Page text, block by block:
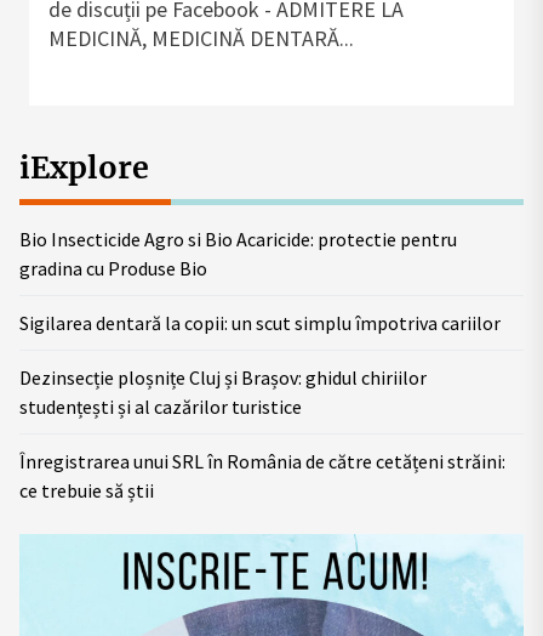
de discuții pe Facebook - ADMITERE LA
MEDICINĂ, MEDICINĂ DENTARĂ...
iExplore
Bio Insecticide Agro si Bio Acaricide: protectie pentru
gradina cu Produse Bio
Sigilarea dentară la copii: un scut simplu împotriva cariilor
Dezinsecție ploșnițe Cluj și Brașov: ghidul chiriilor
studențești și al cazărilor turistice
Înregistrarea unui SRL în România de către cetățeni străini:
ce trebuie să știi